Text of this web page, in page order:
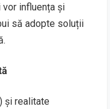
influența și
să adopte soluții
și realitate